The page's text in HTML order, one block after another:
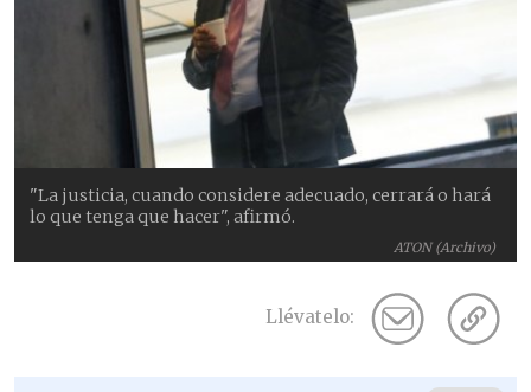
ATON (Archivo)
"La justicia, cuando considere adecuado, cerrará o hará
lo que tenga que hacer", afirmó.
Llévatelo: